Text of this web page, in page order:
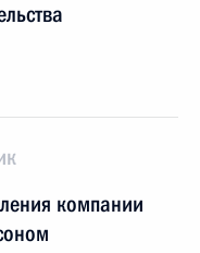
компании